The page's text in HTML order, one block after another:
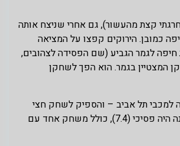
מכבי תל אביב התעקשה לפספס אותו. גם אחרי שזכה בתואר "תגלית העונה" ב-2009 (חרגתי קצת מהעשור), גם אחרי שניצח אותה
כמובן. הירוקים קפצו על המציאה
חיפה לגמר הגביע (שם הפסידה לצהובים,
המצטיין בגמר. הוא הפך לשחקן
למכבי תל אביב – והספיק לשחק חצי
עונה בלבד, הוא זכה בתואר "חמישיית העונה". זה אומר הרבה. ממוצע האסיסטים שלו באותה עונה היה פסיכי (7.4), כולל משחק אחד עם